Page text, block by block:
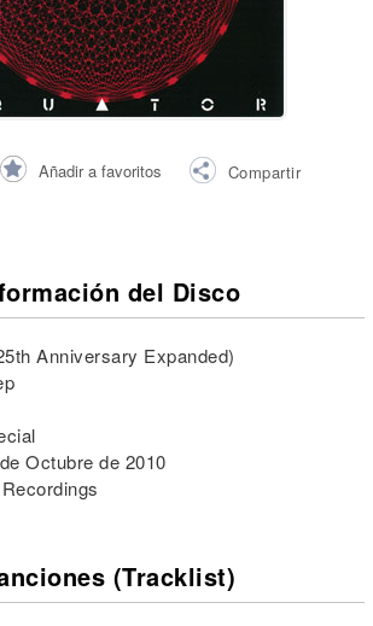
Añadir a favoritos Compartir
del Disco
Anniversary Expanded)
Octubre de 2010
(Tracklist)